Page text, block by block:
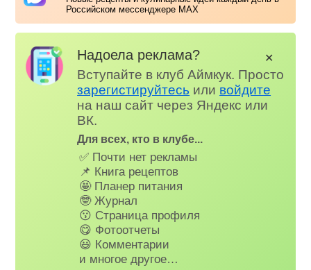
Российском мессенджере MAX
Надоела реклама?
Вступайте в клуб Аймкук. Просто
зарегистируйтесь или войдите
на наш сайт через Яндекс или
ВК.
Для всех, кто в клубе...
✅ Почти нет рекламы
📌 Книга рецептов
🤩 Планер питания
🤓 Журнал
😗 Страница профиля
😋 Фотоотчеты
😃 Комментарии
и многое другое…
✕